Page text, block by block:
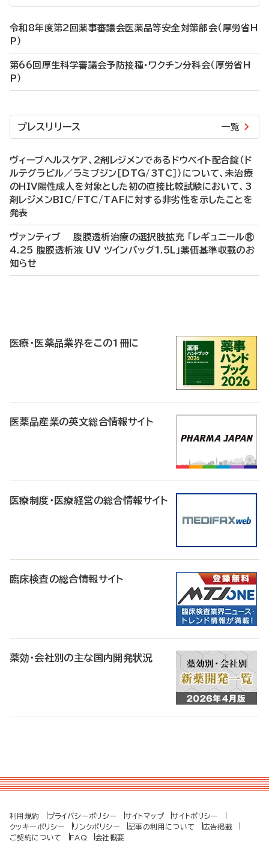
令和8年度第2回薬事審議会医薬品等安全対策部会（厚労省H
P）
第66回厚生科学審議会予防接種・ワクチン分科会（厚労省H
P）
プレスリリース 一覧
ヴィーブヘルスケア、2剤レジメンであるドウベイト配合錠（ド
ルテグラビル／ラミブジン［DTG/3TC］）について、未治療
のHIV陽性成人を対象とした初の直接比較試験において、3
剤レジメンBIC/FTC/TAFに対する非劣性を示したことを
発表
ヴァンティブ 腹膜透析治療の選択肢拡充 「レギュニール®
4.25 腹膜透析液 UV ツインバッグ1.5L」薬価基準収載のお
知らせ
医療・医薬品業界をこの1冊に
医薬品産業の英文総合情報サイト
医療制度・医療経営の総合情報サイト
臨床検査の総合情報サイト
薬効・会社別の主な国内開発状況
利用規約 プライバシーポリシー サイトマップ
サイトポリシー
クッキーポリシー
リンクポリシー 記事の利用について
広告掲載
ご契約について
FAQ 会社概要